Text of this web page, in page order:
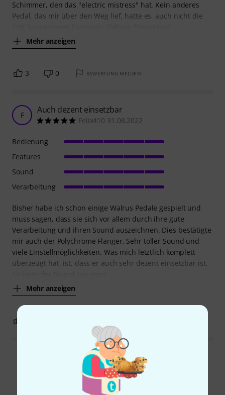
Schimmer, den das "electric mistress" hat. Kein anderes
Pedal, das mir über den Weg lief, hatte es, auch nicht die
Mehr anzeigen
3 0 BEWERTUNG MELDEN
F Auch dezent einsetzbar
Felix410 31.08.2022
Bisher habe ich schon einige Walrus Pedale gespielt und
muss sagen, dass sie sich vor allem durch ihre gute
Verarbeitung und ihren Sound auszeichnen. Dies bestätigte
mir auch der Polychrome Flanger. Sehr toller Sound und
viele Einstellmöglichkeiten. Was mich letztlich komplett
überzeugt hat, ist, dass er auch sehr dezent einsetzbar ist.
Mehr anzeigen
Bedienung
Features
Sound
Verarbeitung
Alle Bewertungen lesen